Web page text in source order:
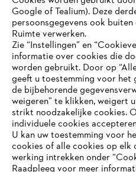
STIHL FAQ
Contact
Gegevensbescherming
Cookie-informatie
JE BROWSER
ONDERSTEUND
Je gebruikt een browser die we
onze website optimaal te
je overschakelt op één van de
Google of Tealium). Deze
persoonsgegevens ook
Ruimte verwerken.
Zie “Instellingen” en
informatie over cookies die
worden gebruikt. Door op
geeft u toestemming voor het
de bijbehorende
weigeren” te klikken, weigert
strikt noodzakelijke cookies.
individuele cookies
U kan uw toestemming voor
cookies of alle cookies op
werking intrekken onder
Raadpleeg voor meer